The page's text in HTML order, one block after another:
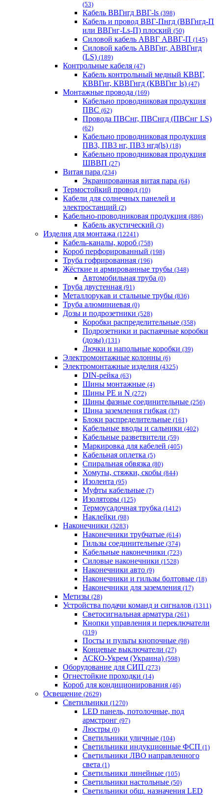
(53)
Кабель ВВГнгд ВВГ-ls (398)
Кабель и провод ВВГ-Пнгд (ВВГнгд-П
или ВВГнг-Ls-П) плоский (50)
Силовой кабель АВВГ АВВГ-П (145)
Силовой кабель АВВГнг, АВВГнгд
(LS) (189)
Контрольные кабеля (47)
Кабель контрольный медный КВВГ,
КВВГнг, КВВГнгд (КВВГнг ls) (47)
Монтажные провода (169)
Кабельно проводниковая продукция
ПВС (62)
Провода ПВСнг, ПВСнгд (ПВСнг LS)
(62)
Кабельно проводниковая продукция
ПВ3, ПВ3 нг, ПВ3 нгд(ls) (18)
Кабельно проводниковая продукция
ШВВП (27)
Витая пара (234)
Экранированная витая пара (64)
Термостойкий провод (10)
Кабели для солнечных панелей и
электростанций (2)
Кабельно-проводниковая продукция (886)
Кабель акустический (3)
Изделия для монтажа (12241)
Кабель-каналы, короб (758)
Короб перфорированный (198)
Труба гофрированная (196)
Жёсткие и армированные трубы (348)
Автомобильная труба (0)
Труба двустенная (91)
Металлорукав и стальные трубы (836)
Труба алюминиевая (0)
Дозы и подрозетники (528)
Коробки распределительные (358)
Подрозетники и распаячные коробки
(дозы) (131)
Лючки и напольные коробки (39)
Электромонтажные колонны (6)
Электромонтажные изделия (4325)
DIN-рейка (63)
Шины монтажные (4)
Шины PE и N (272)
Шины фазные соединительные (256)
Шина заземления гибкая (37)
Блоки распределительные (161)
Кабельные вводы и сальники (402)
Кабельные разветвители (59)
Маркировка для кабелей (405)
Кабельная оплетка (5)
Спиральная обвязка (80)
Хомуты, стяжки, скобы (844)
Изолента (95)
Муфты кабельные (7)
Изоляторы (125)
Термоусадочная трубка (1412)
Наклейки (98)
Наконечники (3283)
Наконечники трубчатые (614)
Гильзы соединительные (374)
Кабельные наконечники (723)
Силовые наконечники (1528)
Наконечники авто (9)
Наконечники и гильзы болтовые (18)
Наконечники для заземления (17)
Метизы (28)
Устройства подачи команд и сигналов (1311)
Светосигнальная арматура (261)
Кнопки управления и переключатели
(319)
Посты и пульты кнопочные (98)
Концевые выключатели (27)
АСКО-Укрем (Украина) (598)
Оборудование для СИП (273)
Огнестойкие проходки (14)
Короб для кондиционирования (46)
Освещение (2629)
Светильники (1270)
LED панель, потолочные, под
армстронг (97)
Люстры (0)
Светильники уличные (104)
Светильники индукционные ФСП (1)
Светильники ЛВО направленного
света (1)
Светильники линейные (105)
Светильники настольные (50)
Светильники общ. назначения LED